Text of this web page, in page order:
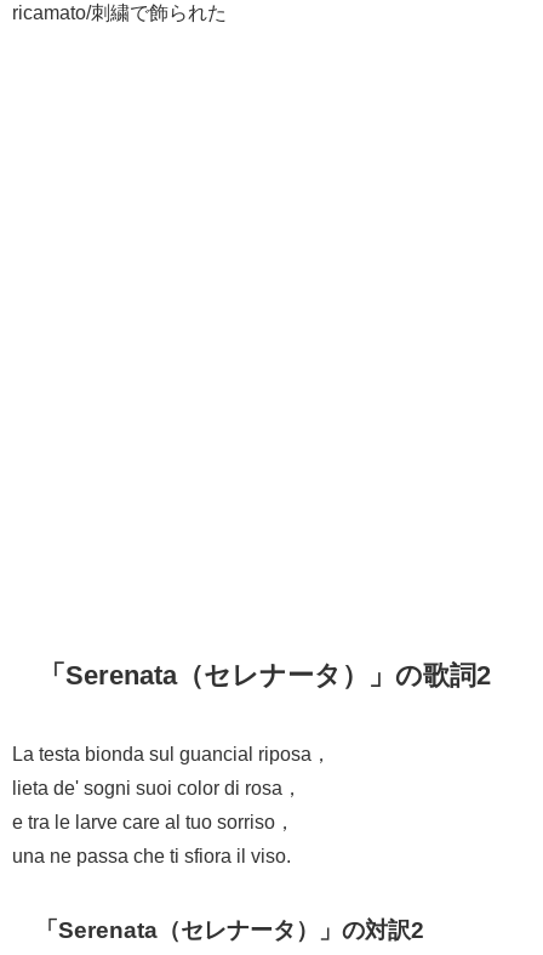
ricamato/刺繍で飾られた
「Serenata（セレナータ）」の歌詞2
La testa bionda sul guancial riposa，
lieta de' sogni suoi color di rosa，
e tra le larve care al tuo sorriso，
una ne passa che ti sfiora il viso.
「Serenata（セレナータ）」の対訳2